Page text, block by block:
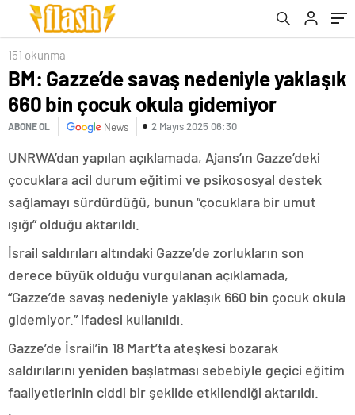
151 okunma
BM: Gazze’de savaş nedeniyle yaklaşık
660 bin çocuk okula gidemiyor
ABONE OL News 2 Mayıs 2025 06:30
UNRWA’dan yapılan açıklamada, Ajans’ın Gazze’deki
çocuklara acil durum eğitimi ve psikososyal destek
sağlamayı sürdürdüğü, bunun “çocuklara bir umut
ışığı” olduğu aktarıldı.
İsrail saldırıları altındaki Gazze’de zorlukların son
derece büyük olduğu vurgulanan açıklamada,
“Gazze’de savaş nedeniyle yaklaşık 660 bin çocuk okula
gidemiyor.” ifadesi kullanıldı.
Gazze’de İsrail’in 18 Mart’ta ateşkesi bozarak
saldırılarını yeniden başlatması sebebiyle geçici eğitim
faaliyetlerinin ciddi bir şekilde etkilendiği aktarıldı.